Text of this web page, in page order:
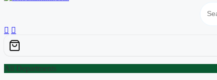
All Departments